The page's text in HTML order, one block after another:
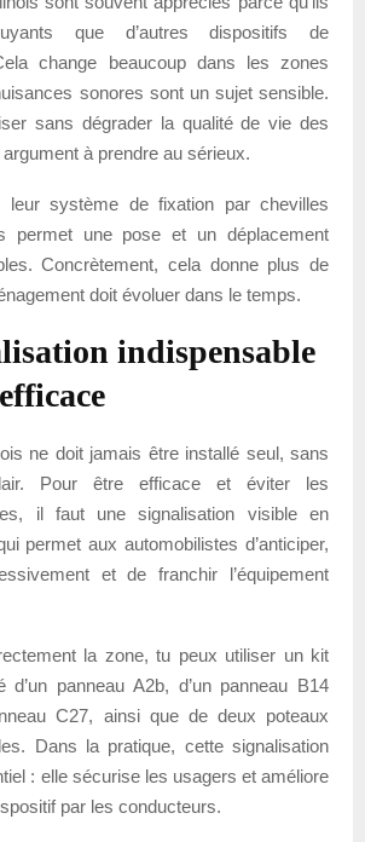
que d’autres dispositifs de
change beaucoup dans les zones
sonores sont un sujet sensible.
sans dégrader la qualité de vie des
argument à prendre au sérieux.
leur système de fixation par chevilles
permet une pose et un déplacement
Concrètement, cela donne plus de
doit évoluer dans le temps.
indispensable
ne doit jamais être installé seul, sans
Pour être efficace et éviter les
il faut une signalisation visible en
permet aux automobilistes d’anticiper,
et de franchir l’équipement
la zone, tu peux utiliser un kit
d’un panneau A2b, d’un panneau B14
C27, ainsi que de deux poteaux
Dans la pratique, cette signalisation
: elle sécurise les usagers et améliore
par les conducteurs.